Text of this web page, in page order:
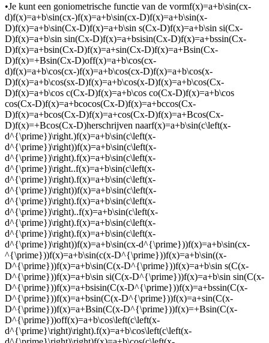
•Je kunt een goniometrische functie van de vormf(x)=a+b\sin(cx-
d)f(x)=a+b\sin(cx-)f(x)=a+b\sin(cx-D)f(x)=a+b\sin(x-
D)f(x)=a+b\sin(Cx-D)f(x)=a+b\sin s(Cx-D)f(x)=a+b\sin si(Cx-
D)f(x)=a+b\sin sin(Cx-D)f(x)=a+bsisin(Cx-D)f(x)=a+bssin(Cx-
D)f(x)=a+bsin(Cx-D)f(x)=a+sin(Cx-D)f(x)=a+Bsin(Cx-
D)f(x)=+Bsin(Cx-D)off(x)=a+b\cos(cx-
d)f(x)=a+b\cos(cx-)f(x)=a+b\cos(cx-D)f(x)=a+b\cos(x-
D)f(x)=a+b\cos(sx-D)f(x)=a+b\cos(x-D)f(x)=a+b\cos(Cx-
D)f(x)=a+b\cos c(Cx-D)f(x)=a+b\cos co(Cx-D)f(x)=a+b\cos
cos(Cx-D)f(x)=a+bcocos(Cx-D)f(x)=a+bccos(Cx-
D)f(x)=a+bcos(Cx-D)f(x)=a+cos(Cx-D)f(x)=a+Bcos(Cx-
D)f(x)=+Bcos(Cx-D)herschrijven naarf(x)=a+b\sin(c\left(x-
d^{\prime})\right.)f(x)=a+b\sin(c\left(x-
d^{\prime})\right))f(x)=a+b\sin(c\left(x-
d^{\prime})\right).f(x)=a+b\sin(c\left(x-
d^{\prime})\right..f(x)=a+b\sin(c\left(x-
d^{\prime})\right).f(x)=a+b\sin(c\left(x-
d^{\prime})\right))f(x)=a+b\sin(c\left(x-
d^{\prime})\right).f(x)=a+b\sin(c\left(x-
d^{\prime})\right)..f(x)=a+b\sin(c\left(x-
d^{\prime})\right).f(x)=a+b\sin(c\left(x-
d^{\prime})\right).f(x)=a+b\sin(c\left(x-
d^{\prime})\right))f(x)=a+b\sin(cx-d^{\prime}))f(x)=a+b\sin(cx-
^{\prime}))f(x)=a+b\sin(c(x-D^{\prime}))f(x)=a+b\sin((x-
D^{\prime}))f(x)=a+b\sin(C(x-D^{\prime}))f(x)=a+b\sin s(C(x-
D^{\prime}))f(x)=a+b\sin si(C(x-D^{\prime}))f(x)=a+b\sin sin(C(x-
D^{\prime}))f(x)=a+bsisin(C(x-D^{\prime}))f(x)=a+bssin(C(x-
D^{\prime}))f(x)=a+bsin(C(x-D^{\prime}))f(x)=a+sin(C(x-
D^{\prime}))f(x)=a+Bsin(C(x-D^{\prime}))f(x)=+Bsin(C(x-
D^{\prime}))off(x)=a+b\cos\left(c\left(x-
d^{\prime}\right)\right).f(x)=a+b\cos\left(c\left(x-